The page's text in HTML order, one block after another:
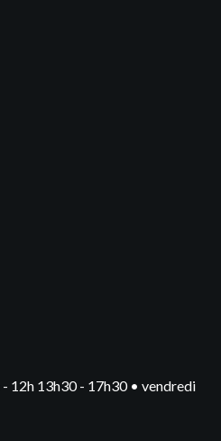
12h 13h30 - 17h30 • vendredi